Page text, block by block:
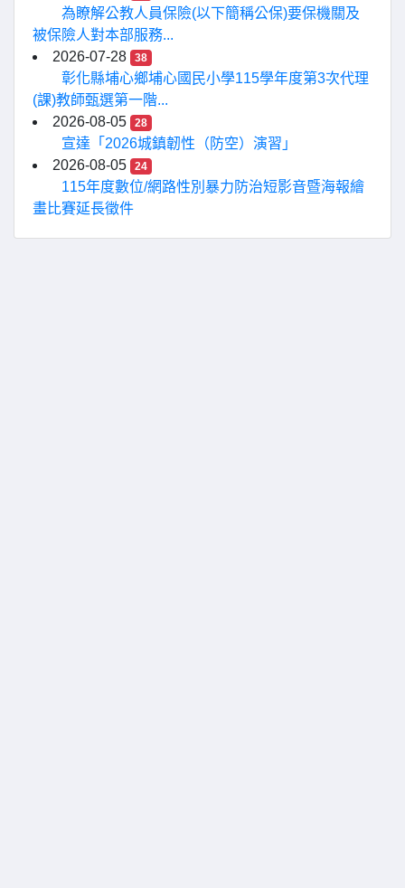
為瞭解公教人員保險(以下簡稱公保)要保機關及
被保險人對本部服務...
2026-07-28
38
彰化縣埔心鄉埔心國民小學115學年度第3次代理
(課)教師甄選第一階...
2026-08-05
28
宣達「2026城鎮韌性（防空）演習」
2026-08-05
24
115年度數位/網路性別暴力防治短影音暨海報繪
畫比賽延長徵件